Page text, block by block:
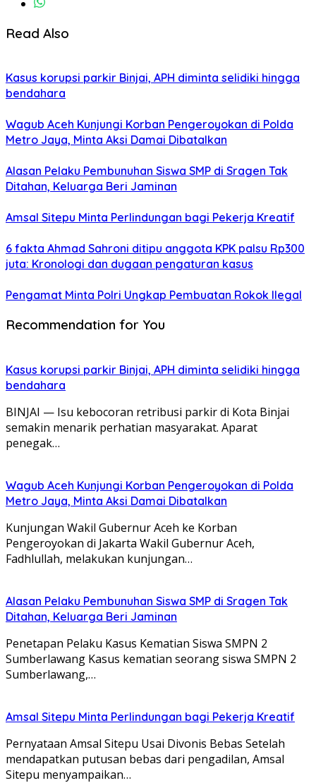
Read Also
Kasus korupsi parkir Binjai, APH diminta selidiki hingga
bendahara
Wagub Aceh Kunjungi Korban Pengeroyokan di Polda
Metro Jaya, Minta Aksi Damai Dibatalkan
Alasan Pelaku Pembunuhan Siswa SMP di Sragen Tak
Ditahan, Keluarga Beri Jaminan
Amsal Sitepu Minta Perlindungan bagi Pekerja Kreatif
6 fakta Ahmad Sahroni ditipu anggota KPK palsu Rp300
juta: Kronologi dan dugaan pengaturan kasus
Pengamat Minta Polri Ungkap Pembuatan Rokok Ilegal
Recommendation for You
Kasus korupsi parkir Binjai, APH diminta selidiki hingga
bendahara
BINJAI — Isu kebocoran retribusi parkir di Kota Binjai
semakin menarik perhatian masyarakat. Aparat
penegak…
Wagub Aceh Kunjungi Korban Pengeroyokan di Polda
Metro Jaya, Minta Aksi Damai Dibatalkan
Kunjungan Wakil Gubernur Aceh ke Korban
Pengeroyokan di Jakarta Wakil Gubernur Aceh,
Fadhlullah, melakukan kunjungan…
Alasan Pelaku Pembunuhan Siswa SMP di Sragen Tak
Ditahan, Keluarga Beri Jaminan
Penetapan Pelaku Kasus Kematian Siswa SMPN 2
Sumberlawang Kasus kematian seorang siswa SMPN 2
Sumberlawang,…
Amsal Sitepu Minta Perlindungan bagi Pekerja Kreatif
Pernyataan Amsal Sitepu Usai Divonis Bebas Setelah
mendapatkan putusan bebas dari pengadilan, Amsal
Sitepu menyampaikan…